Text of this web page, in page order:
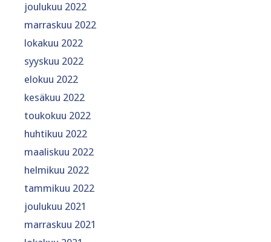
joulukuu 2022
marraskuu 2022
lokakuu 2022
syyskuu 2022
elokuu 2022
kesäkuu 2022
toukokuu 2022
huhtikuu 2022
maaliskuu 2022
helmikuu 2022
tammikuu 2022
joulukuu 2021
marraskuu 2021